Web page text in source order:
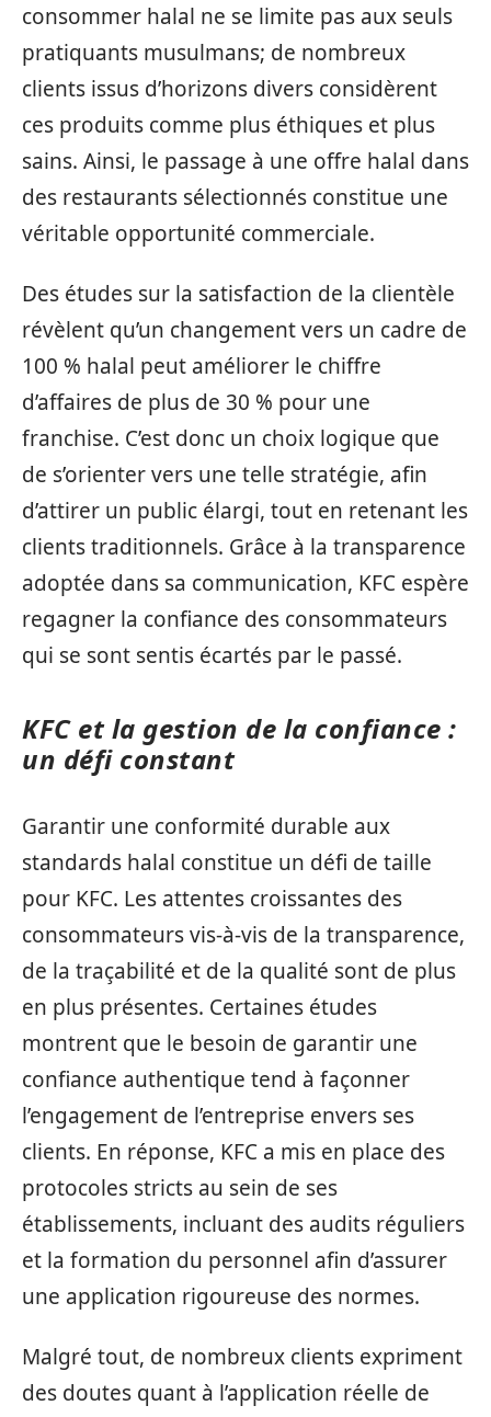
consommer halal ne se limite pas aux seuls
pratiquants musulmans; de nombreux
clients issus d’horizons divers considèrent
ces produits comme plus éthiques et plus
sains. Ainsi, le passage à une offre halal dans
des restaurants sélectionnés constitue une
véritable opportunité commerciale.
Des études sur la satisfaction de la clientèle
révèlent qu’un changement vers un cadre de
100 % halal peut améliorer le chiffre
d’affaires de plus de 30 % pour une
franchise. C’est donc un choix logique que
de s’orienter vers une telle stratégie, afin
d’attirer un public élargi, tout en retenant les
clients traditionnels. Grâce à la transparence
adoptée dans sa communication, KFC espère
regagner la confiance des consommateurs
qui se sont sentis écartés par le passé.
KFC et la gestion de la confiance :
un défi constant
Garantir une conformité durable aux
standards halal constitue un défi de taille
pour KFC. Les attentes croissantes des
consommateurs vis-à-vis de la transparence,
de la traçabilité et de la qualité sont de plus
en plus présentes. Certaines études
montrent que le besoin de garantir une
confiance authentique tend à façonner
l’engagement de l’entreprise envers ses
clients. En réponse, KFC a mis en place des
protocoles stricts au sein de ses
établissements, incluant des audits réguliers
et la formation du personnel afin d’assurer
une application rigoureuse des normes.
Malgré tout, de nombreux clients expriment
des doutes quant à l’application réelle de